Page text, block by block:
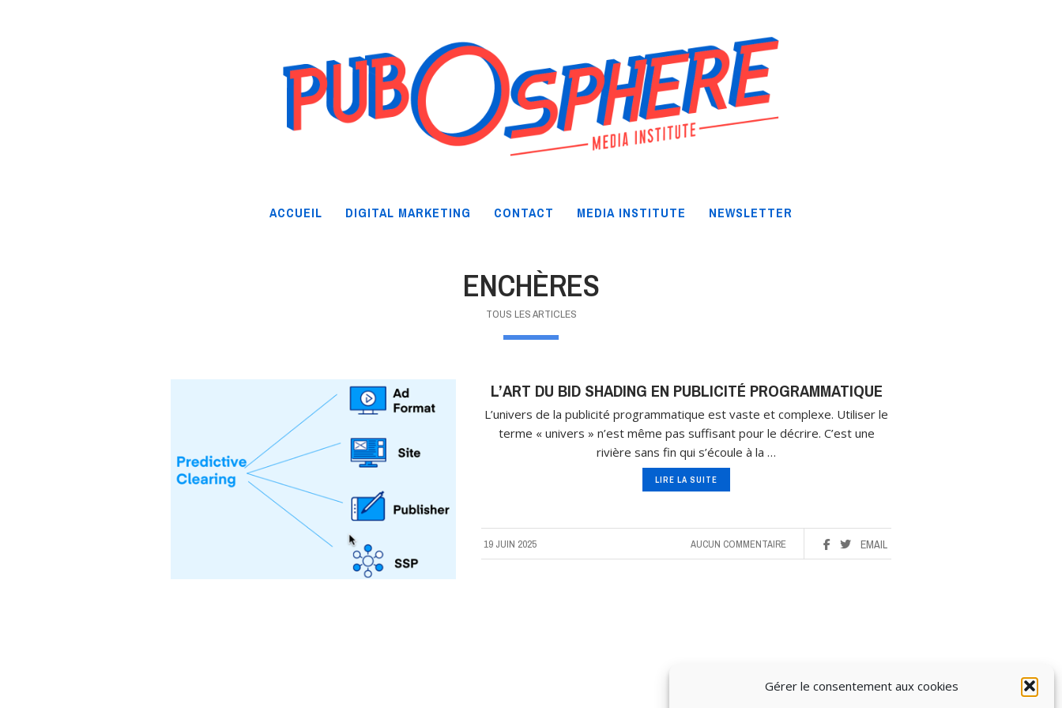
Gérer le consentement aux cookies
ACCUEIL DIGITAL MARKETING CONTACT MEDIA INSTITUTE NEWSLETTER
ENCHÈRES
TOUS LES ARTICLES
L’ART DU BID SHADING EN PUBLICITÉ PROGRAMMATIQUE
L’univers de la publicité programmatique est vaste et complexe. Utiliser le
terme « univers » n’est même pas suffisant pour le décrire. C’est une
rivière sans fin qui s’écoule à la …
LIRE LA SUITE
19 JUIN 2025 EMAIL
AUCUN COMMENTAIRE